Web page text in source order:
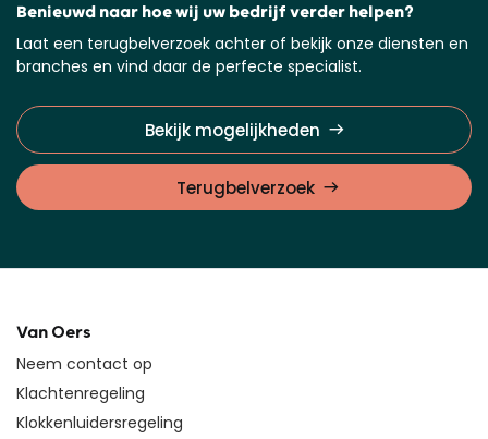
Benieuwd naar hoe wij uw bedrijf verder helpen?
Laat een terugbelverzoek achter of bekijk onze diensten en
branches en vind daar de perfecte specialist.
Bekijk mogelijkheden
Terugbelverzoek
Van Oers
Neem contact op
Klachtenregeling
Klokkenluidersregeling